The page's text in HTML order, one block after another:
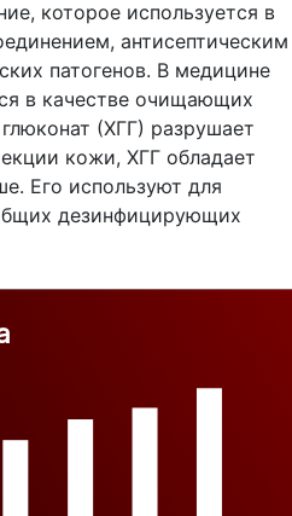
которое используется в
антисептическим
патогенов. В медицине
в качестве очищающих
(ХГГ) разрушает
кожи, ХГГ обладает
Его используют для
дезинфицирующих